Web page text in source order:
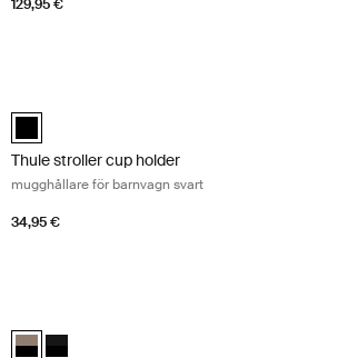
129,95 €
Thule stroller cup holder Svart (selected)
Thule stroller cup holder
mugghållare för barnvagn svart
34,95 €
Thule Sleek 2 sibling seat Tinted Taupe on
Thule Sleek 2 sibling seat Svart på svart